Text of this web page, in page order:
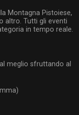
Montagna Pistoiese,
altro. Tutti gli eventi
in tempo reale.
meglio sfruttando al